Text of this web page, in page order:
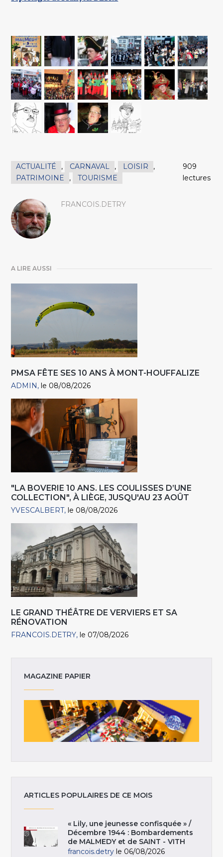
ACTUALITÉ , CARNAVAL , LOISIR
,
PATRIMOINE
, TOURISME
909
lectures
FRANCOIS.DETRY
A LIRE AUSSI
PMSA FÊTE SES 10 ANS À MONT-HOUFFALIZE
ADMIN le 08/08/2026
"LA BOVERIE 10 ANS. LES COULISSES D’UNE
COLLECTION", À LIÈGE, JUSQU'AU 23 AOÛT
YVESCALBERT le 08/08/2026
LE GRAND THÉÂTRE DE VERVIERS ET SA
RÉNOVATION
FRANCOIS.DETRY le 07/08/2026
MAGAZINE PAPIER
ARTICLES POPULAIRES DE CE MOIS
« Lily, une jeunesse confisquée » /
Décembre 1944 : Bombardements
de MALMEDY et de SAINT - VITH
francois.detry le 06/08/2026